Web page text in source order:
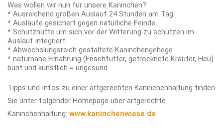
Was wollen wir nun für unsere Kaninchen?
* Ausreichend großen Auslauf 24 Stunden am Tag
* Ausläufe gesichert gegen natürliche Feinde
* Schutzhütte um sich vor der Witterung zu schützen im
Auslauf integriert
* Abwechslungsreich gestaltete Kaninchengehege
* naturnahe Ernährung (Frischfutter, getrocknete Kräuter, Heu)
bunt und künstlich = ungesund
Tipps und Infos zu einer artgerechten Kaninchenhaltung finden
Sie unter folgender Homepage über artgerechte
Kaninchenhaltung: www.kaninchenwiese.de